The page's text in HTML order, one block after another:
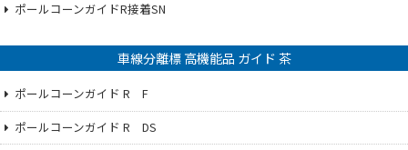
ポールコーンガイドR接着SN
車線分離標 高機能品 ガイド 茶
ポールコーンガイド R F
ポールコーンガイド R DS